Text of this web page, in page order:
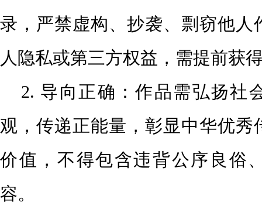
录，严禁虚构、抄袭、剽 窃他人
人隐私或第三方权益，需提前获
2. 导向正确：作品需弘扬社
观，传递正能量，彰显中华优秀
价值，不得包含违背公序良俗
容。